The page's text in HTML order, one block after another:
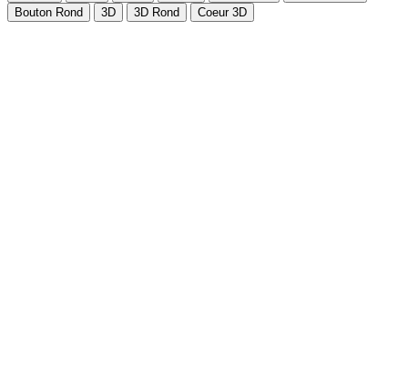
Bouton Rond
3D 3D Rond Coeur 3D